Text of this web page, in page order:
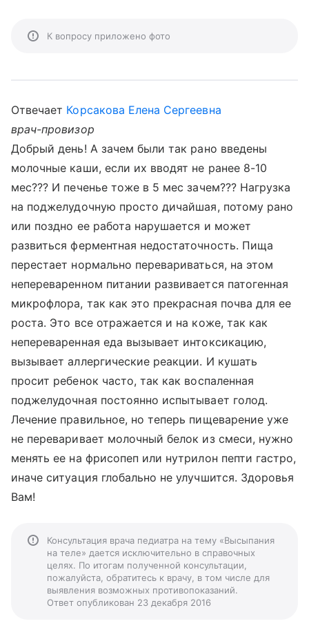
К вопросу приложено фото
Отвечает Корсакова Елена Сергеевна
врач-провизор
Добрый день! А зачем были так рано введены
молочные каши, если их вводят не ранее 8-10
мес??? И печенье тоже в 5 мес зачем??? Нагрузка
на поджелудочную просто дичайшая, потому рано
или поздно ее работа нарушается и может
развиться ферментная недостаточность. Пища
перестает нормально перевариваться, на этом
непереваренном питании развивается патогенная
микрофлора, так как это прекрасная почва для ее
роста. Это все отражается и на коже, так как
непереваренная еда вызывает интоксикацию,
вызывает аллергические реакции. И кушать
просит ребенок часто, так как воспаленная
поджелудочная постоянно испытывает голод.
Лечение правильное, но теперь пищеварение уже
не переваривает молочный белок из смеси, нужно
менять ее на фрисопеп или нутрилон пепти гастро,
иначе ситуация глобально не улучшится. Здоровья
Вам!
Консультация врача педиатра на тему «Высыпания
на теле» дается исключительно в справочных
целях. По итогам полученной консультации,
пожалуйста, обратитесь к врачу, в том числе для
выявления возможных противопоказаний.
Ответ опубликован 23 декабря 2016